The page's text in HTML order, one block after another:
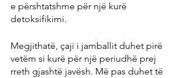
e përshtatshme për një kurë
detoksifikimi.
Megjithatë, çaji i jamballit duhet pirë
vetëm si kurë për një periudhë prej
rreth gjashtë javësh. Më pas duhet të